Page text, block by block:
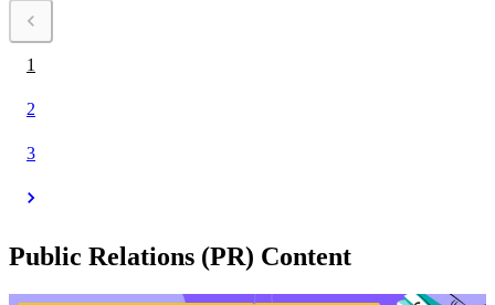
1
2
3
Public Relations (PR) Content